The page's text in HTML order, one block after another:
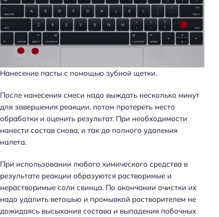
Нанесение пасты с помощью зубной щетки.
После нанесения смеси надо выждать несколько минут
для завершения реакции, потом протереть место
обработки и оценить результат. При необходимости
нанести состав снова, и так до полного удаления
налета.
При использовании любого химического средства в
результате реакции образуются растворимые и
нерастворимые соли свинца. По окончании очистки их
надо удалить ветошью и промывкой растворителем не
дожидаясь высыхания состава и выпадения побочных